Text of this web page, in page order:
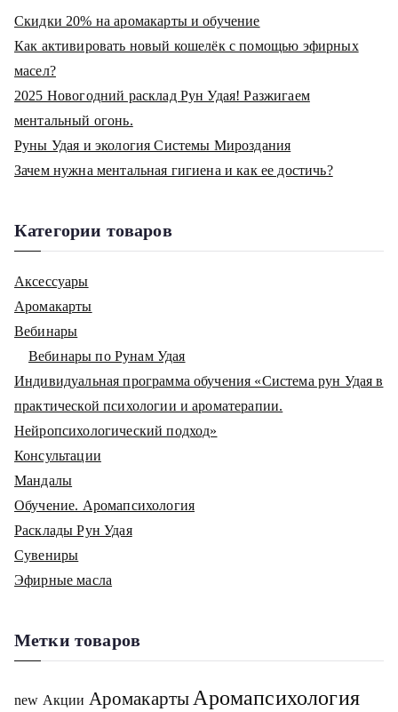
Скидки 20% на аромакарты и обучение
Как активировать новый кошелёк с помощью эфирных
масел?
2025 Новогодний расклад Рун Удая! Разжигаем
ментальный огонь.
Руны Удая и экология Системы Мироздания
Зачем нужна ментальная гигиена и как ее достичь?
Категории товаров
Аксессуары
Аромакарты
Вебинары
Вебинары по Рунам Удая
Индивидуальная программа обучения «Система рун Удая в
практической психологии и ароматерапии.
Нейропсихологический подход»
Консультации
Мандалы
Обучение. Аромапсихология
Расклады Рун Удая
Сувениры
Эфирные масла
Метки товаров
new Акции Аромакарты Аромапсихология